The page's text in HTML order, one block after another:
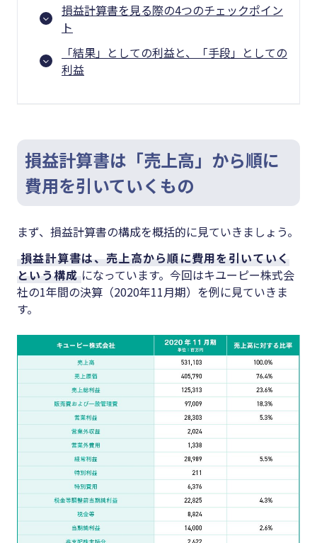
損益計算書を見る際の4つのチェックポイン
ト
「結果」としての利益と、「手段」としての
利益
損益計算書は「売上高」から順に
費用を引いていくもの
まず、損益計算書の構成を概括的に見ていきましょう。
損益計算書は、売上高から順に費用を引いていく
という構成 になっています。今回はキユーピー株式会
社の1年間の決算（2020年11月期）を例に見ていきま
す。